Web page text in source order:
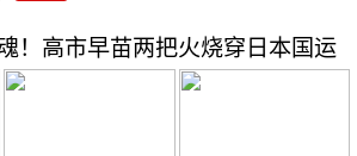
！高市早苗两把火烧穿日本国运